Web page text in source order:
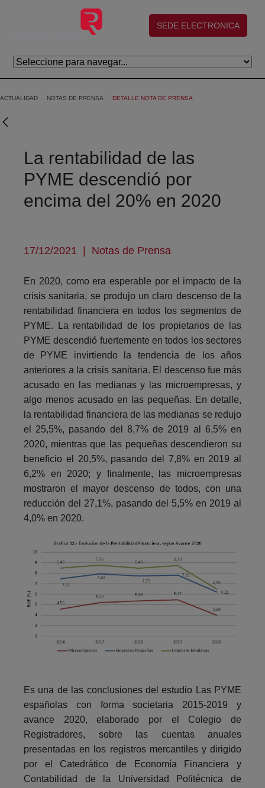
Saltar al contenido principal
(abre en nueva ventana)
SEDE ELECTRONICA
ACTUALIDAD NOTAS DE PRENSA DETALLE NOTA DE PRENSA
La rentabilidad de las
PYME descendió por
encima del 20% en 2020
17/12/2021 | Notas de Prensa
En 2020, como era esperable por el impacto de la
crisis sanitaria, se produjo un claro descenso de la
rentabilidad financiera en todos los segmentos de
PYME. La rentabilidad de los propietarios de las
PYME descendió fuertemente en todos los sectores
de PYME invirtiendo la tendencia de los años
anteriores a la crisis sanitaria. El descenso fue más
acusado en las medianas y las microempresas, y
algo menos acusado en las pequeñas. En detalle,
la rentabilidad financiera de las medianas se redujo
el 25,5%, pasando del 8,7% de 2019 al 6,5% en
2020, mientras que las pequeñas descendieron su
beneficio el 20,5%, pasando del 7,8% en 2019 al
6,2% en 2020; y finalmente, las microempresas
mostraron el mayor descenso de todos, con una
reducción del 27,1%, pasando del 5,5% en 2019 al
4,0% en 2020.
Es una de las conclusiones del estudio Las PYME
españolas con forma societaria 2015-2019 y
avance 2020, elaborado por el Colegio de
Registradores, sobre las cuentas anuales
presentadas en los registros mercantiles y dirigido
por el Catedrático de Economía Financiera y
Contabilidad de la Universidad Politécnica de